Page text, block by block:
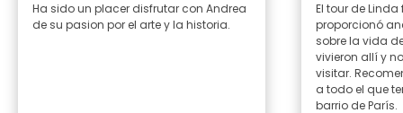
Ha sido un placer disfrutar con Andrea
de su pasion por el arte y la historia.
El tour de
proporcionó
sobre la vida
vivieron allí y
visitar.
a todo el que
barrio de París.